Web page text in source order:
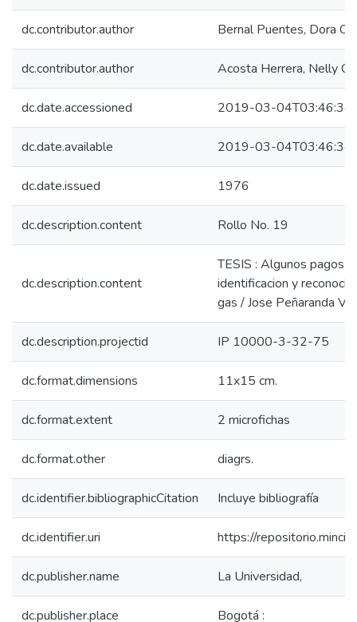
dc.contributor.author Bernal Puentes, Dora C.
dc.contributor.author Acosta Herrera, Nelly C.
dc.date.accessioned 2019-03-
dc.date.available 2019-03-
dc.date.issued 1976
dc.description.content Rollo No. 19
dc.description.content
TESIS : Algunos pagos
identificacion y
gas / Jose Peñaranda
dc.description.projectid IP 10000-3-32-75
dc.format.dimensions 11x15 cm.
dc.format.extent 2 microfichas
dc.format.other diagrs.
dc.identifier.bibliographicCitation Incluye bibliografía
dc.identifier.uri https://
dc.publisher.name La Universidad,
dc.publisher.place Bogotá :